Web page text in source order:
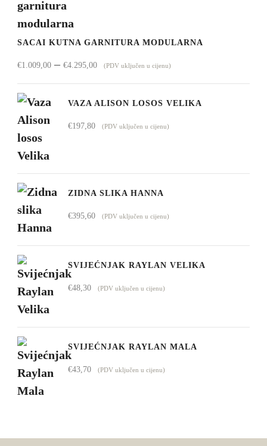
SACAI KUTNA GARNITURA MODULARNA
€1.009,00 – €4.295,00Raspon
cijena:
od
(PDV uključen u cijenu)
VAZA ALISON LOSOS VELIKA
€197,80 (PDV uključen u cijenu)
ZIDNA SLIKA HANNA
€395,60 (PDV uključen u cijenu)
SVIJEĆNJAK RAYLAN VELIKA
€48,30 (PDV uključen u cijenu)
SVIJEĆNJAK RAYLAN MALA
€43,70 (PDV uključen u cijenu)